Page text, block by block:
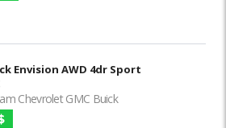
Envision AWD 4dr Sport
Chevrolet GMC Buick